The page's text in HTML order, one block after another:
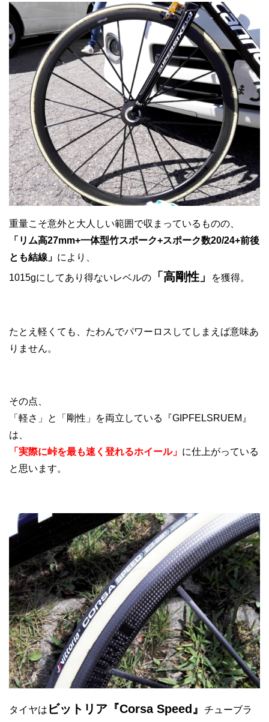
重量こそ意外と大人しい範囲で収まっているものの、
「リム高27mm+一体型竹スポーク+スポーク数20/24+前後
とも結線」 により、
1015gにしてあり得ないレベルの
「高剛性」 を獲得。
たとえ軽くても、たわんでパワーロスしてしまえば意味あ
りません。
その点、
「軽さ」と「剛性」を両立している『GIPFELSRUEM』
は、
「実際に峠を最も速く登れるホイール」 に仕上がっている
と思います。
タイヤは ビットリア『Corsa Speed』
チューブラ